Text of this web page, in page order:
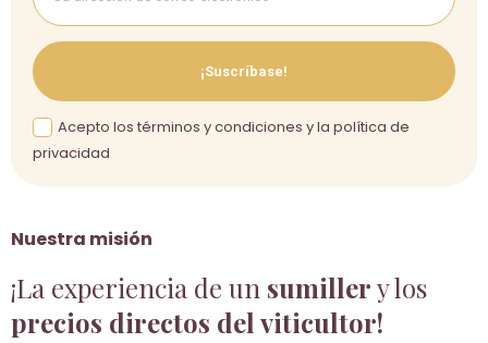
Nuestra misión
¡La experiencia de un sumillery los
precios directos del viticultor!
¡Suscríbase!
Acepto los términos y condiciones y la política de
privacidad